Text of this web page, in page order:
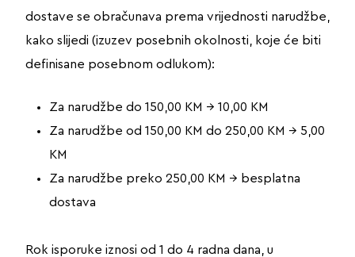
dostave se obračunava prema vrijednosti narudžbe,
kako slijedi (izuzev posebnih okolnosti, koje će biti
definisane posebnom odlukom):
Za narudžbe do 150,00 KM → 10,00 KM
Za narudžbe od 150,00 KM do 250,00 KM → 5,00
KM
Za narudžbe preko 250,00 KM → besplatna
dostava
Rok isporuke iznosi od 1 do 4 radna dana, u